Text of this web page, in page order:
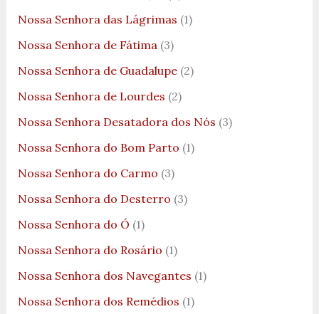
Nossa Senhora das Lágrimas (1)
Nossa Senhora de Fátima (3)
Nossa Senhora de Guadalupe(2)
Nossa Senhora de Lourdes (2)
Nossa Senhora Desatadora dos Nós (3)
Nossa Senhora do Bom Parto (1)
Nossa Senhora do Carmo (3)
Nossa Senhora do Desterro (3)
Nossa Senhora do Ó (1)
Nossa Senhora do Rosário (1)
Nossa Senhora dos Navegantes (1)
Nossa Senhora dos Remédios (1)